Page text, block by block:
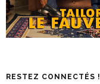
RESTEZ CONNECTÉS !